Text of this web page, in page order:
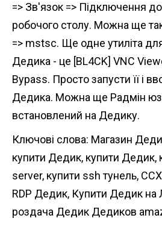
=> Зв'язок => Підключення
робочого столу. Можна ще
=> mstsc. Ще одне утиліта
Дедика - це [BL4CK] VNC
Bypass. Просто запусти її і
Дедика. Можна ще Радмін
встановлений на Дедику.
Ключові слова: Магазин
купити Дедик, купити Дедик,
server, купити ssh тунель,
RDP Дедик, Купити Дедик на
роздача Дедик Дедиков